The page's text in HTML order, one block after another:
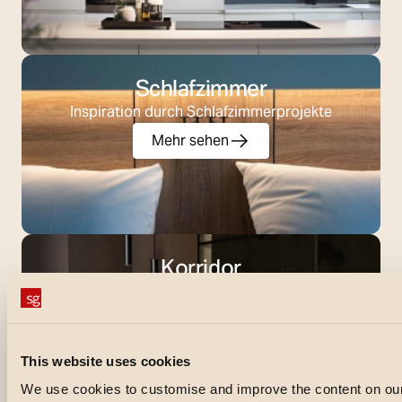
This website uses cookies
We use cookies to customise and improve the content on
Schlafzimmer
Inspiration durch Schlafzimmerprojekte
Mehr sehen
Korridor
Mehr sehen